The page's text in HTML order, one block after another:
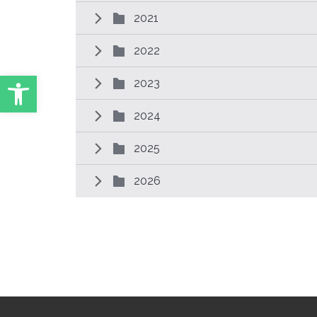
Abrir Ferramentas
2021
2022
2023
2024
2025
2026